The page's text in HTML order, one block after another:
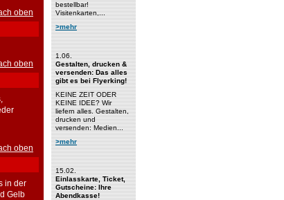
oben
oben
oben
in der
Gelb
bestellbar!
Visitenkarten,...
>mehr
1.06.
Gestalten, drucken &
versenden: Das alles
gibt es bei Flyerking!
KEINE ZEIT ODER
KEINE IDEE? Wir
liefern alles. Gestalten,
drucken und
versenden: Medien...
>mehr
15.02.
Einlasskarte, Ticket,
Gutscheine: Ihre
Abendkasse!